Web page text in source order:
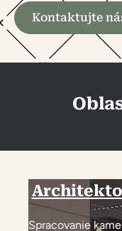
Kontaktujte
Spracovanie